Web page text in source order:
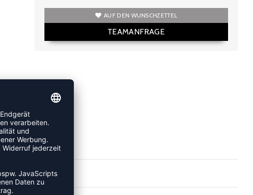
AUF DEN WUNSCHZETTEL
TEAMANFRAGE